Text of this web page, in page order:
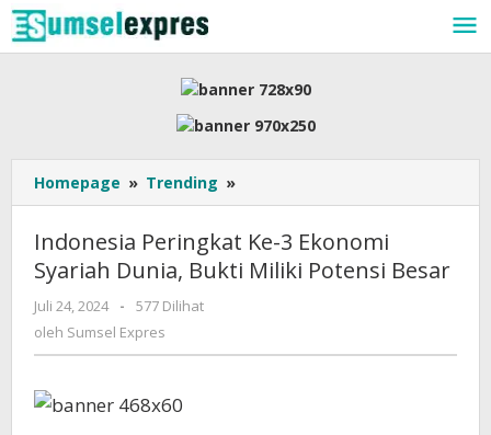
Lewati
ke
konten
Homepage » Trending »
Peringkat
3
Ekonomi
Indonesia Peringkat Ke-3 Ekonomi
Syariah Dunia, Bukti Miliki Potensi Besar
Juli 24, 2024
oleh
Sumsel
Expres
-
577 Dilihat
oleh Sumsel Expres